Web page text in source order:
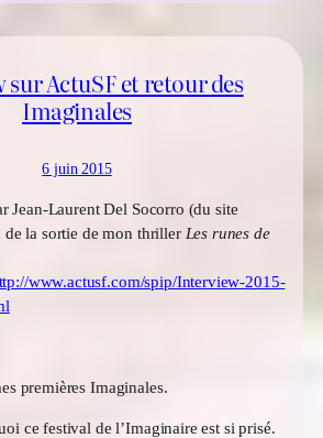
ActuSF et retour des
Imaginales
6 juin 2015
Jean-Laurent Del Socorro (du site
de la sortie de mon thriller Les runes de
www.actusf.com/spip/Interview-2015-
premières Imaginales.
ce festival de l’Imaginaire est si prisé.